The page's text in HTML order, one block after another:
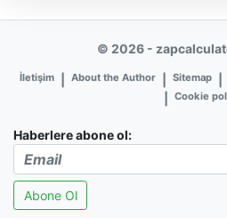
© 2026 -
İletişim About the Author Sitemap
Cookie
Haberlere abone ol:
Abone Ol